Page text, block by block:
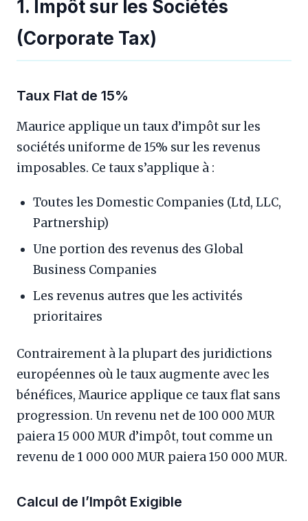
1. Impôt sur les Sociétés
(Corporate Tax)
Taux Flat de 15%
Maurice applique un taux d’impôt sur les
sociétés uniforme de 15% sur les revenus
imposables. Ce taux s’applique à :
Toutes les Domestic Companies (Ltd, LLC,
Partnership)
Une portion des revenus des Global
Business Companies
Les revenus autres que les activités
prioritaires
Contrairement à la plupart des juridictions
européennes où le taux augmente avec les
bénéfices, Maurice applique ce taux flat sans
progression. Un revenu net de 100 000 MUR
paiera 15 000 MUR d’impôt, tout comme un
revenu de 1 000 000 MUR paiera 150 000 MUR.
Calcul de l’Impôt Exigible